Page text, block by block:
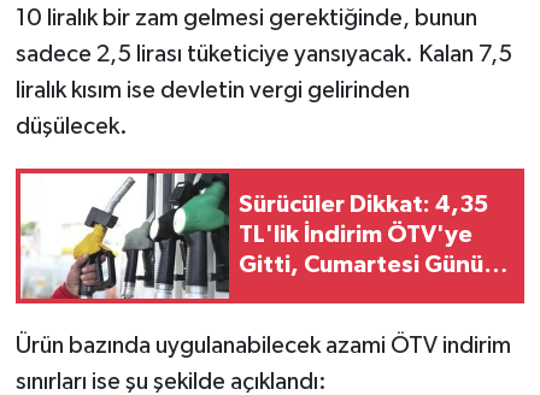
10 liralık bir zam gelmesi gerektiğinde, bunun
sadece 2,5 lirası tüketiciye yansıyacak. Kalan 7,5
liralık kısım ise devletin vergi gelirinden
düşülecek.
Sürücüler Dikkat: 4,35
TL'lik İndirim ÖTV'ye
Gitti, Cumartesi Günü
Ürün bazında uygulanabilecek azami ÖTV indirim
sınırları ise şu şekilde açıklandı: